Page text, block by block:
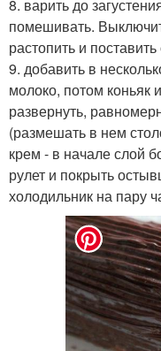
8. варить до
помешивать.
растопить и
9. добавить в
молоко, потом коньяк
развернуть,
(размешать в нем
крем - в начале слой
рулет и покрыть
холодильник на пару